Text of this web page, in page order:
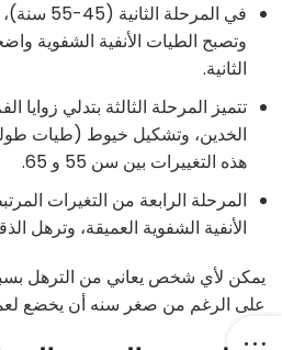
في
وتصبح الطيات الأنفية الشفوية
الثانية.
تتميز المرحلة الثالثة بتدلي زوايا
الخدين، وتشكيل خيوط (طيات
هذه التغييرات بين سن 55 و 65.
المرحلة الرابعة من التغيرات
الأنفية الشفوية العميقة، وترهل
يمكن لأي شخص يعاني من الترهل
على الرغم من صغر سنه أن يخضع